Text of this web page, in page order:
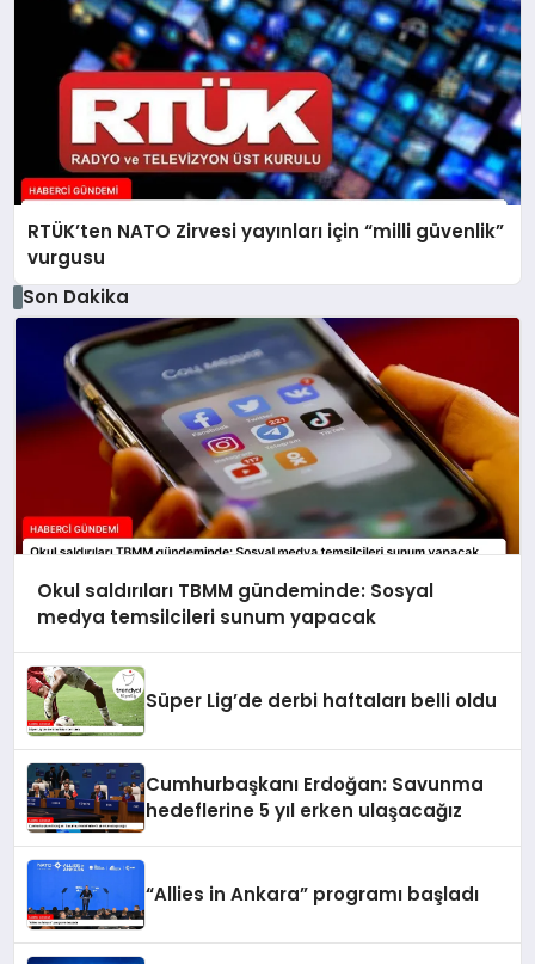
RTÜK’ten NATO Zirvesi yayınları için “milli güvenlik”
vurgusu
Son Dakika
Okul saldırıları TBMM gündeminde: Sosyal
medya temsilcileri sunum yapacak
Süper Lig’de derbi haftaları belli oldu
Cumhurbaşkanı Erdoğan: Savunma
hedeflerine 5 yıl erken ulaşacağız
“Allies in Ankara” programı başladı